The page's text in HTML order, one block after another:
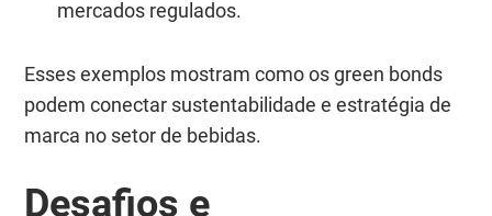
mercados regulados.
Esses exemplos mostram como os green bonds
podem conectar sustentabilidade e estratégia de
marca no setor de bebidas.
Desafios e